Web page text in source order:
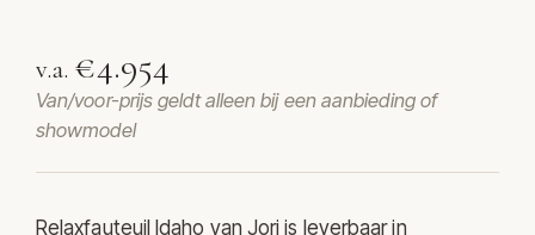
v.a. €4.954
Van/voor-prijs geldt alleen bij een aanbieding of
showmodel
Relaxfauteuil Idaho van Jori is leverbaar in